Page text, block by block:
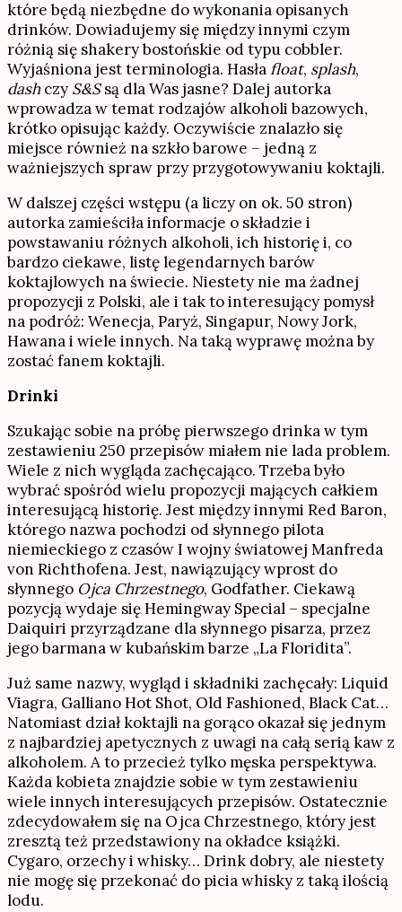
które będą niezbędne do wykonania opisanych
drinków. Dowiadujemy się między innymi czym
różnią się shakery bostońskie od typu cobbler.
Wyjaśniona jest terminologia. Hasła float, splash,
dashczy S&Ssą dla Was jasne? Dalej autorka
wprowadza w temat rodzajów alkoholi bazowych,
krótko opisując każdy. Oczywiście znalazło się
miejsce również na szkło barowe – jedną z
ważniejszych spraw przy przygotowywaniu koktajli.
W dalszej części wstępu (a liczy on ok. 50 stron)
autorka zamieściła informacje o składzie i
powstawaniu różnych alkoholi, ich historię i, co
bardzo ciekawe, listę legendarnych barów
koktajlowych na świecie. Niestety nie ma żadnej
propozycji z Polski, ale i tak to interesujący pomysł
na podróż: Wenecja, Paryż, Singapur, Nowy Jork,
Hawana i wiele innych. Na taką wyprawę można by
zostać fanem koktajli.
Drinki
Szukając sobie na próbę pierwszego drinka w tym
zestawieniu 250 przepisów miałem nie lada problem.
Wiele z nich wygląda zachęcająco. Trzeba było
wybrać spośród wielu propozycji mających całkiem
interesującą historię. Jest między innymi Red Baron,
którego nazwa pochodzi od słynnego pilota
niemieckiego z czasów I wojny światowej Manfreda
von Richthofena. Jest, nawiązujący wprost do
słynnego Ojca Chrzestnego, Godfather. Ciekawą
pozycją wydaje się Hemingway Special – specjalne
Daiquiri przyrządzane dla słynnego pisarza, przez
jego barmana w kubańskim barze „La Floridita”.
Już same nazwy, wygląd i składniki zachęcały: Liquid
Viagra, Galliano Hot Shot, Old Fashioned, Black Cat…
Natomiast dział koktajli na gorąco okazał się jednym
z najbardziej apetycznych z uwagi na całą serią kaw z
alkoholem. A to przecież tylko męska perspektywa.
Każda kobieta znajdzie sobie w tym zestawieniu
wiele innych interesujących przepisów. Ostatecznie
zdecydowałem się na Ojca Chrzestnego, który jest
zresztą też przedstawiony na okładce książki.
Cygaro, orzechy i whisky… Drink dobry, ale niestety
nie mogę się przekonać do picia whisky z taką ilością
lodu.